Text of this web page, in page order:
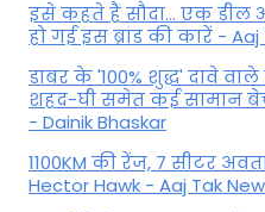
इसे कहते हैं सौदा... एक
हो गई इस ब्रांड की कारें - Aaj
डाबर के '100% शुद्ध' दावे वाले
शहद-घी समेत कई सामान
- Dainik Bhaskar
1100KM की रेंज, 7 सीटर
Hector Hawk - Aaj Tak